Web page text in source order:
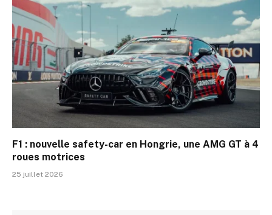
F1 : nouvelle safety-car en Hongrie, une AMG GT à 4
roues motrices
25 juillet 2026